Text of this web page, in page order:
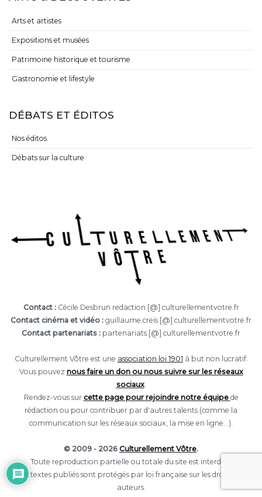
Arts et artistes
Expositions et musées
Patrimoine historique et tourisme
Gastronomie et lifestyle
DÉBATS ET ÉDITOS
Nos éditos
Débats sur la culture
Contact :Cécile Desbrun redaction [@] culturellementvotre.fr
Contact cinéma et vidéo : guillaume.creis [@] culturellementvotre.fr
Contact partenariats : partenariats [@] culturellementvotre.fr
Culturellement Vôtre est une association loi 1901 à but non lucratif.
Vous pouvez nous faire un don ou nous suivre sur les réseaux
sociaux.
Rendez-vous sur cette page pour rejoindre notre équipe de
rédaction ou pour contribuer par d'autres talents (comme la
communication sur les réseaux sociaux, la mise en ligne...).
© 2009 - 2026 Culturellement Vôtre.
Toute reproduction partielle ou totale du site est interdite.
Les textes publiés sont protégés par loi française sur les droits des
auteurs.